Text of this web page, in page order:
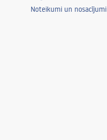
Noteikumi un nosacījumi